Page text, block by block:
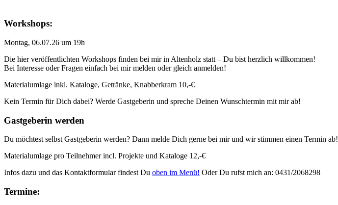
Workshops:
Montag, 06.07.26 um 19h
Die hier veröffentlichten Workshops finden bei mir in Altenholz statt – Du bist herzlich willkommen!
Bei Interesse oder Fragen einfach bei mir melden oder gleich anmelden!
Materialumlage inkl. Kataloge, Getränke, Knabberkram 10,-€
Kein Termin für Dich dabei? Werde Gastgeberin und spreche Deinen Wunschtermin mit mir ab!
Gastgeberin werden
Du möchtest selbst Gastgeberin werden? Dann melde Dich gerne bei mir und wir stimmen einen Termin ab!
Materialumlage pro Teilnehmer incl. Projekte und Kataloge 12,-€
Infos dazu und das Kontaktformular findest Du oben im Menü! Oder Du rufst mich an: 0431/2068298
Termine: